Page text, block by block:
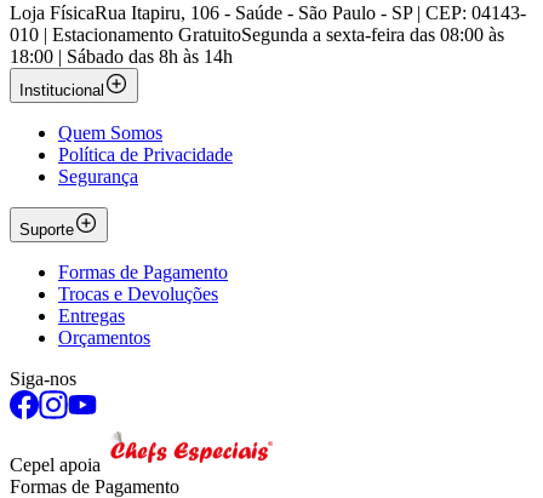
Loja FísicaRua Itapiru, 106 - Saúde - São Paulo - SP | CEP: 04143-
010 | Estacionamento GratuitoSegunda a sexta-feira das 08:00 às
18:00 | Sábado das 8h às 14h
Institucional
Quem Somos
Política de Privacidade
Segurança
Suporte
Formas de Pagamento
Trocas e Devoluções
Entregas
Orçamentos
Siga-nos
Cepel apoia
Formas de Pagamento